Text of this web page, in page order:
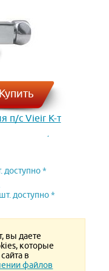
п/с Vieir К-т
вн.1/2 х
доступно *
доступно *
вы даете
которые
в
файлов